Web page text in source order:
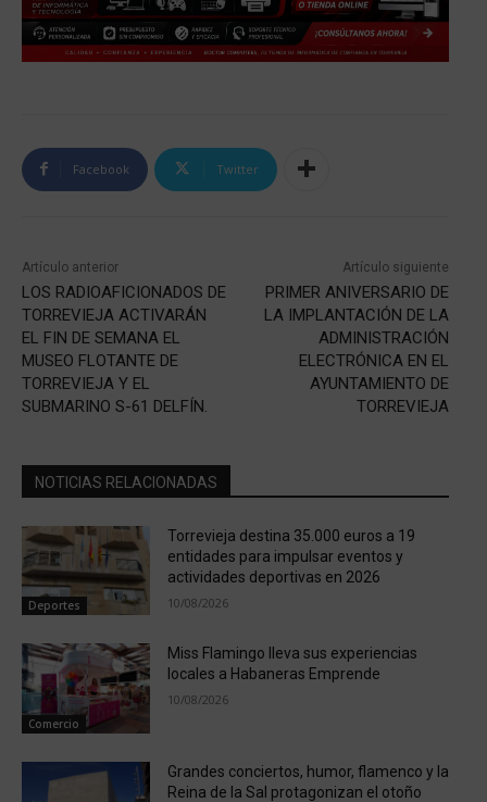
Facebook Twitter
Artículo anterior
LOS RADIOAFICIONADOS DE
TORREVIEJA ACTIVARÁN
EL FIN DE SEMANA EL
MUSEO FLOTANTE DE
TORREVIEJA Y EL
SUBMARINO S-61 DELFÍN.
Artículo siguiente
PRIMER ANIVERSARIO DE
LA IMPLANTACIÓN DE LA
ADMINISTRACIÓN
ELECTRÓNICA EN EL
AYUNTAMIENTO DE
TORREVIEJA
NOTICIAS RELACIONADAS
Deportes
Torrevieja destina 35.000 euros a 19
entidades para impulsar eventos y
actividades deportivas en 2026
10/08/2026
Comercio
Miss Flamingo lleva sus experiencias
locales a Habaneras Emprende
10/08/2026
Grandes conciertos, humor, flamenco y la
Reina de la Sal protagonizan el otoño